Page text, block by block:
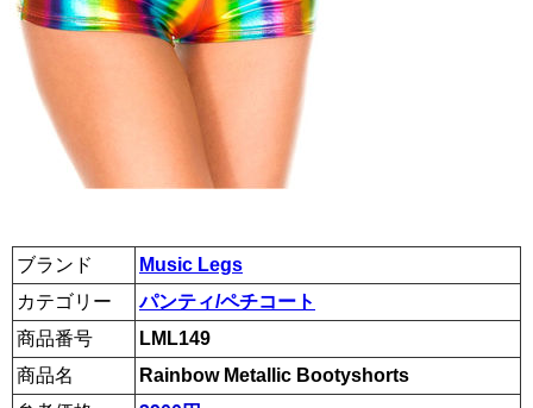
ブランド
Music Legs
カテゴリー
パンティ/ペチコート
商品番号
LML149
商品名
Rainbow Metallic Bootyshorts